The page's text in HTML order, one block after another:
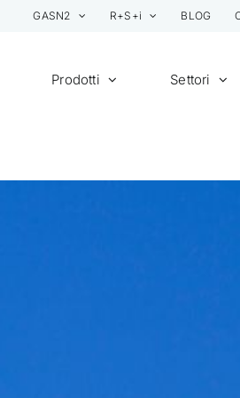
GASN2 R+S+i BLOG
Prodotti Settori